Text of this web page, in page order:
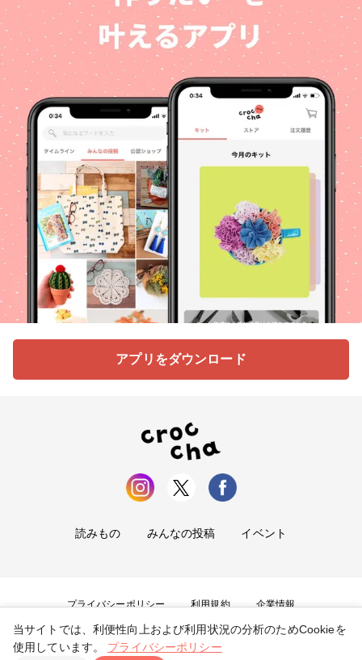
アプリをダウンロード
読みもの みんなの投稿 イベント
プライバシーポリシー 利用規約 企業情報
お問い合わせ
当サイトでは、利便性向上および利用状況の分析のためCookieを
使用しています。
プライバシーポリシー